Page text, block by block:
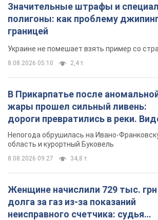
Значительные штрафы и
полигоны: как проблему
границей
Украине не помешает взять пример со
8.08.2026 05:10 2,4 т.
В Прикарпатье после
жары прошел сильный ливень:
дороги превратились в реки.
Непогода обрушилась на Ивано-
область и курортный Буковель
8.08.2026 09:27 34,8 т.
Женщине начислили 729 тыс. грн
долга за газ из-за показаний
неисправного счетчика: судья